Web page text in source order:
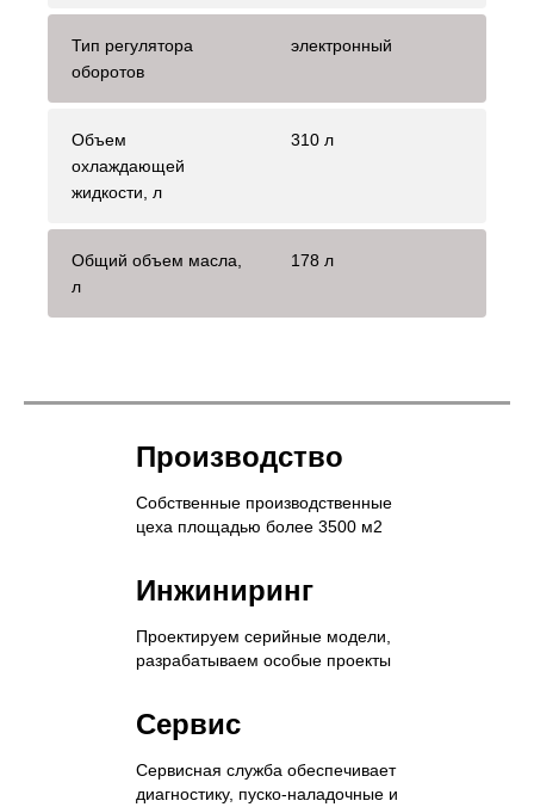
Тип регулятора
оборотов
электронный
Объем
охлаждающей
жидкости, л
310 л
Общий объем масла,
л
178 л
Производство
Собственные производственные
цеха площадью более 3500 м2
Инжиниринг
Проектируем серийные модели,
разрабатываем особые проекты
Сервис
Сервисная служба обеспечивает
диагностику, пуско-наладочные и